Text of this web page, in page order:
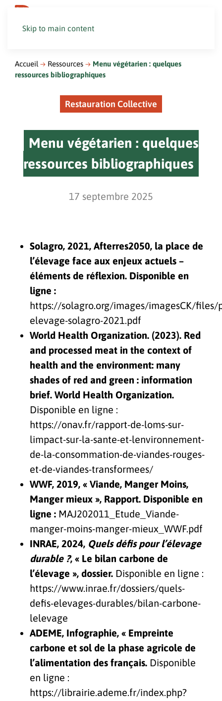
Skip to main content
Accueil Ressources
Menu végétarien : quelques
ressources bibliographiques
Restauration Collective
Menu végétarien : quelques
ressources bibliographiques
17 septembre 2025
Solagro, 2021, Afterres2050, la place de
l’élevage face aux enjeux actuels –
éléments de réflexion. Disponible en
ligne :
https://solagro.org/images/imagesCK/
elevage-solagro-2021.pdf
World Health Organization. (‎2023)‎. Red
and processed meat in the context of
health and the environment: many
shades of red and green : information
brief. World Health Organization.
Disponible en ligne :
https://onav.fr/rapport-de-loms-sur-
limpact-sur-la-sante-et-lenvironnement-
de-la-consommation-de-viandes-rouges-
et-de-viandes-transformees/
WWF, 2019, « Viande, Manger Moins,
Manger mieux », Rapport. Disponible en
ligne : MAJ202011_Etude_Viande-
manger-moins-manger-mieux_WWF.pdf
INRAE, 2024, Quels défis pour l’élevage
durable ?, « Le bilan carbone de
l’élevage », dossier. Disponible en ligne :
https://www.inrae.fr/dossiers/quels-
defis-elevages-durables/bilan-carbone-
lelevage
ADEME, Infographie, « Empreinte
carbone et sol de la phase agricole de
l’alimentation des français. Disponible
en ligne :
https://librairie.ademe.fr/index.php?